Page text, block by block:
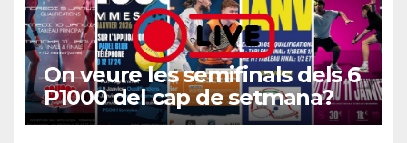
On veure les semifinals dels 6
P1000 del cap de setmana?